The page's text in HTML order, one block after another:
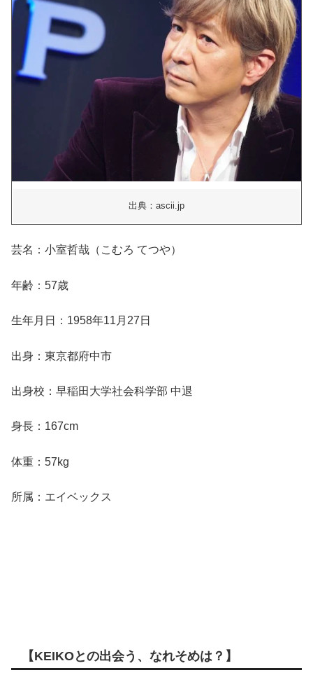
出典：ascii.jp
芸名：小室哲哉（こむろ てつや）
年齢：57歳
生年月日：1958年11月27日
出身：東京都府中市
出身校：早稲田大学社会科学部 中退
身長：167cm
体重：57kg
所属：エイベックス
【KEIKOとの出会う、なれそめは？】